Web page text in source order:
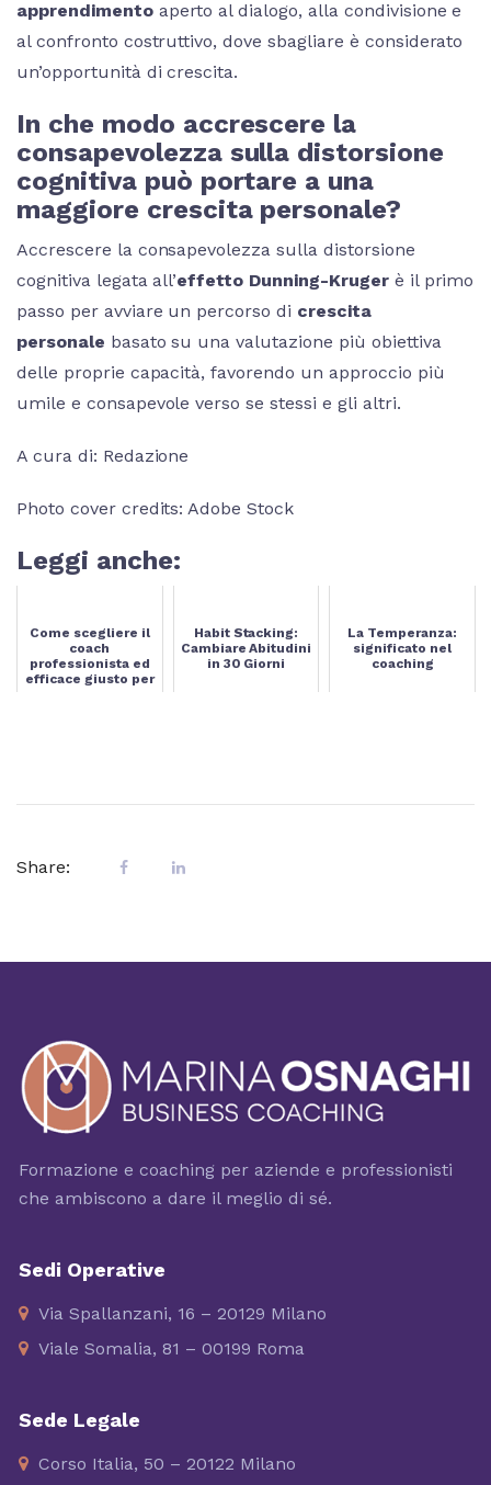
apprendimentoaperto al dialogo, alla condivisione e
al confronto costruttivo, dove sbagliare è considerato
un’opportunità di crescita.
In che modo accrescere la
consapevolezza sulla distorsione
cognitiva può portare a una
maggiore crescita personale?
Accrescere la consapevolezza sulla distorsione
cognitiva legata all’effetto Dunning-Krugerè il primo
passo per avviare un percorso di crescita
personale basato su una valutazione più obiettiva
delle proprie capacità, favorendo un approccio più
umile e consapevole verso se stessi e gli altri.
A cura di: Redazione
Photo cover credits: Adobe Stock
Leggi anche:
Come scegliere il
coach
professionista ed
efficace giusto per
Habit Stacking:
Cambiare Abitudini
in 30 Giorni
La Temperanza:
significato nel
coaching
Share:
Formazione e coaching per aziende e professionisti
che ambiscono a dare il meglio di sé.
Sedi Operative
Via Spallanzani, 16 – 20129 Milano
Viale Somalia, 81 – 00199 Roma
Sede Legale
Corso Italia, 50 – 20122 Milano